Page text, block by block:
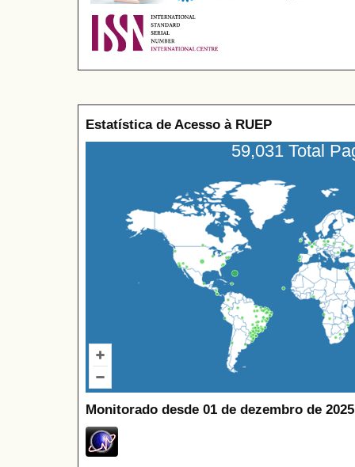
Estatística de Acesso à RUEP
59,031 Total
Monitorado desde 01 de dezembro de